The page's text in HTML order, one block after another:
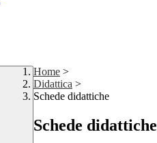
Home >
Didattica >
Schede didattiche
Schede didattiche